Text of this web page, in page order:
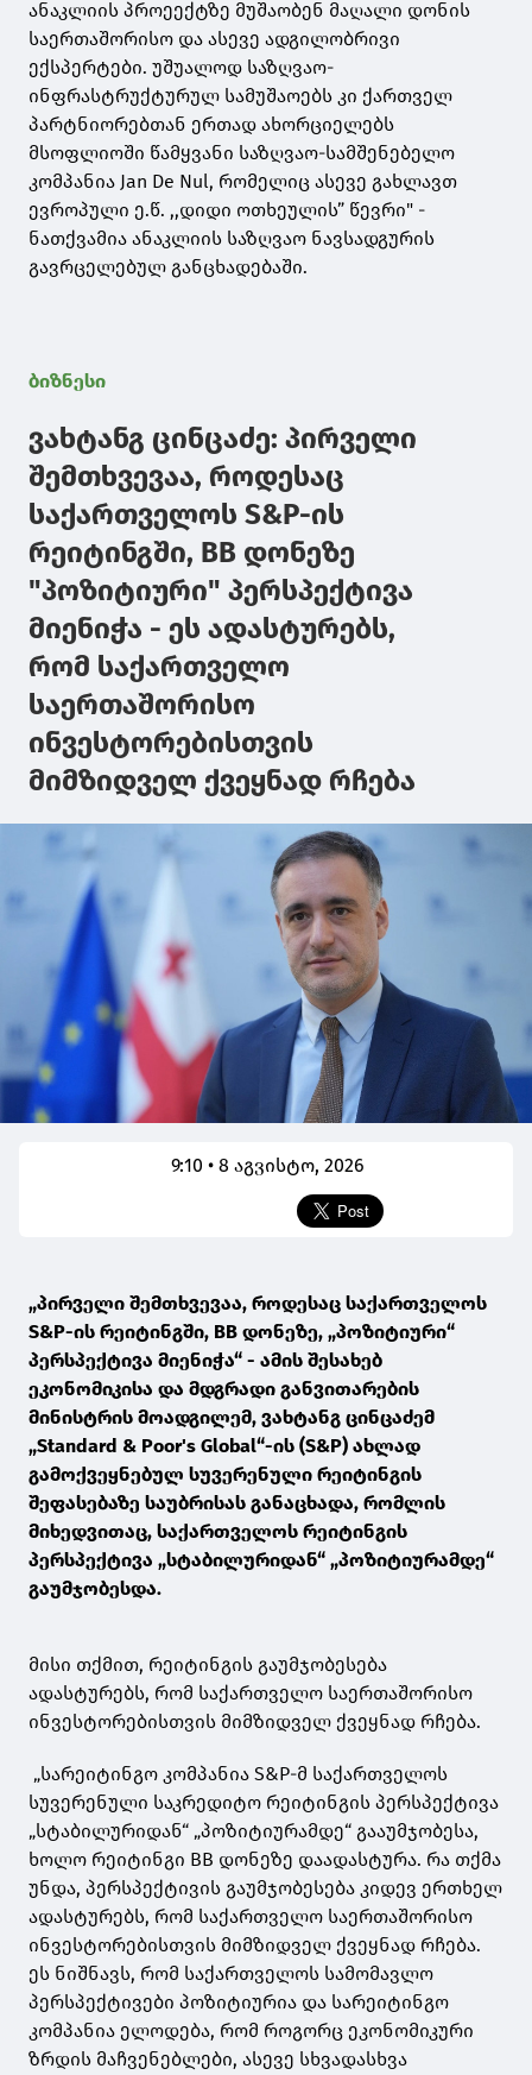
ანაკლიის პროეექტზე მუშაობენ მაღალი დონის
საერთაშორისო და ასევე ადგილობრივი
ექსპერტები. უშუალოდ საზღვაო-
ინფრასტრუქტურულ სამუშაოებს კი ქართველ
პარტნიორებთან ერთად ახორციელებს
მსოფლიოში წამყვანი საზღვაო-სამშენებელო
კომპანია Jan De Nul, რომელიც ასევე გახლავთ
ევროპული ე.წ. ,,დიდი ოთხეულის” წევრი" -
ნათქვამია ანაკლიის საზღვაო ნავსადგურის
გავრცელებულ განცხადებაში.
ბიზნესი
ვახტანგ ცინცაძე: პირველი
შემთხვევაა, როდესაც
საქართველოს S&P-ის
რეიტინგში, BB დონეზე
"პოზიტიური" პერსპექტივა
მიენიჭა - ეს ადასტურებს,
რომ საქართველო
საერთაშორისო
ინვესტორებისთვის
მიმზიდველ ქვეყნად რჩება
9:10 • 8 აგვისტო, 2026
„პირველი შემთხვევაა, როდესაც საქართველოს
S&P-ის რეიტინგში, BB დონეზე, „პოზიტიური“
პერსპექტივა მიენიჭა“ - ამის შესახებ
ეკონომიკისა და მდგრადი განვითარების
მინისტრის მოადგილემ, ვახტანგ ცინცაძემ
„Standard & Poor's Global“-ის (S&P) ახლად
გამოქვეყნებულ სუვერენული რეიტინგის
შეფასებაზე საუბრისას განაცხადა, რომლის
მიხედვითაც, საქართველოს რეიტინგის
პერსპექტივა „სტაბილურიდან“ „პოზიტიურამდე“
გაუმჯობესდა.
მისი თქმით, რეიტინგის გაუმჯობესება
ადასტურებს, რომ საქართველო საერთაშორისო
ინვესტორებისთვის მიმზიდველ ქვეყნად რჩება.
„სარეიტინგო კომპანია S&P-მ საქართველოს
სუვერენული საკრედიტო რეიტინგის პერსპექტივა
„სტაბილურიდან“ „პოზიტიურამდე“ გააუმჯობესა,
ხოლო რეიტინგი BB დონეზე დაადასტურა. რა თქმა
უნდა, პერსპექტივის გაუმჯობესება კიდევ ერთხელ
ადასტურებს, რომ საქართველო საერთაშორისო
ინვესტორებისთვის მიმზიდველ ქვეყნად რჩება.
ეს ნიშნავს, რომ საქართველოს სამომავლო
პერსპექტივები პოზიტიურია და სარეიტინგო
კომპანია ელოდება, რომ როგორც ეკონომიკური
ზრდის მაჩვენებლები, ასევე სხვადასხვა